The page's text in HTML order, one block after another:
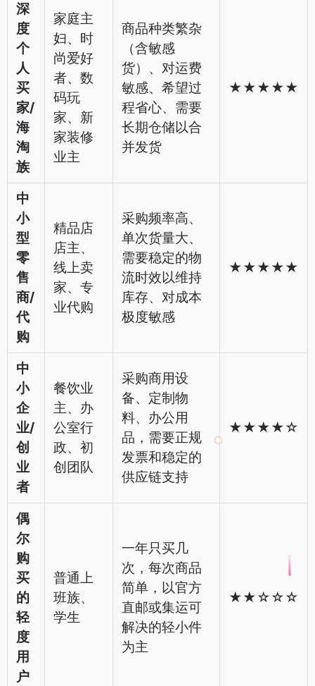
深
度
个
人
买
家/
海
淘
族
家庭主
妇、时
尚爱好
者、数
码玩
家、新
家装修
业主
商品种类繁杂
（含敏感
货）、对运费
敏感、希望过
程省心、需要
长期仓储以合
并发货
★★★★★
中
小
型
零
售
商/
代
购
精品店
店主、
线上卖
家、专
业代购
采购频率高、
单次货量大、
需要稳定的物
流时效以维持
库存、对成本
极度敏感
★★★★★
中
小
企
业/
创
业
者
餐饮业
主、办
公室行
政、初
创团队
采购商用设
备、定制物
料、办公用
品，需要正规
发票和稳定的
供应链支持
★★★★☆
偶
尔
购
买
的
轻
度
用
户
普通上
班族、
学生
一年只买几
次，每次商品
简单，以官方
直邮或集运可
解决的轻小件
为主
★★☆☆☆